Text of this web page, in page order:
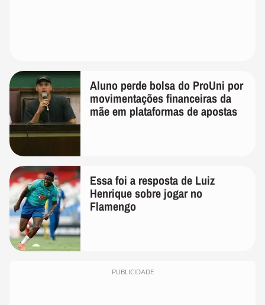
Aluno perde bolsa do ProUni por
movimentações financeiras da
mãe em plataformas de apostas
Essa foi a resposta de Luiz
Henrique sobre jogar no
Flamengo
PUBLICIDADE